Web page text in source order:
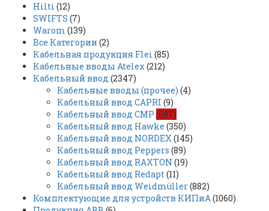
Hilti (12)
SWIFTS (7)
Warom (139)
Все Категории (2)
Кабельная продукция Flei (85)
Кабельные вводы Atelex(212)
Кабельный ввод (2347)
Кабельные вводы (прочее) (4)
Кабельный ввод CAPRI (9)
Кабельный ввод CMP (687)
Кабельный ввод Hawke (350)
Кабельный ввод NORDEX(145)
Кабельный ввод Peppers (89)
Кабельный ввод RAXTON (19)
Кабельный ввод Redapt(11)
Кабельный ввод Weidmüller(882)
Комплектующие для устройств КИПиА(1060)